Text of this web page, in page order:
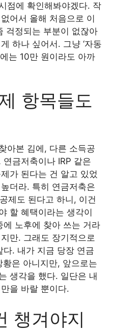
점에 확인해봐야겠다. 작
어서 올해 처음으로 이
걱정되는 부분이 없잖아
하나 싶어서. 그냥 ‘자동
는 10만 원이라도 아까
항목들도
아본 김에, 다른 소득공
금저축이나 IRP 같은
가 된다는 건 알고 있었
더라. 특히 연금저축은
제도 된다고 하니, 이건
할 혜택이라는 생각이
노후에 찾아 쓰는 거라
만. 그래도 장기적으로
다. 내가 지금 당장 연금
은 아니지만, 앞으로는
생각을 했다. 일단은 내
을 바랄 뿐이다.
챙겨야지